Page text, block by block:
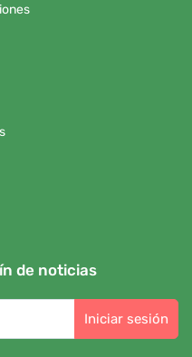
de noticias
Iniciar sesión